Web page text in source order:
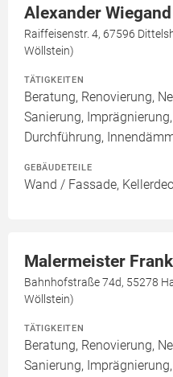
Alexander Wiegand
Raiffeisenstr. 4, 67596
Wöllstein)
TÄTIGKEITEN
Beratung, Renovierung,
Sanierung,
Durchführung,
GEBÄUDETEILE
Wand / Fassade,
Malermeister
Bahnhofstraße 74d, 55278
Wöllstein)
TÄTIGKEITEN
Beratung, Renovierung,
Sanierung,